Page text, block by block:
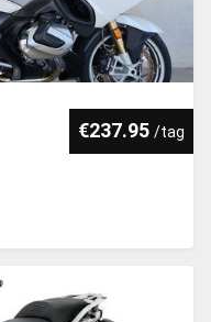
€237.95 /tag